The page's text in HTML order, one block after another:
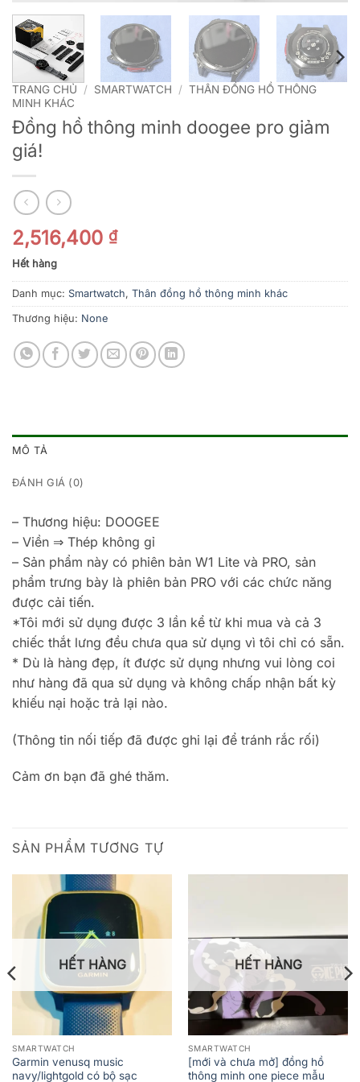
TRANG CHỦ / SMARTWATCH / THÂN ĐỒNG HỒ THÔNG
MINH KHÁC
Đồng hồ thông minh doogee pro giảm
giá!
2,516,400 ₫
Hết hàng
Danh mục: Smartwatch, Thân đồng hồ thông minh khác
Thương hiệu: None
MÔ TẢ
ĐÁNH GIÁ (0)
– Thương hiệu: DOOGEE
– Viền ⇒ Thép không gỉ
– Sản phẩm này có phiên bản W1 Lite và PRO, sản
phẩm trưng bày là phiên bản PRO với các chức năng
được cải tiến.
*Tôi mới sử dụng được 3 lần kể từ khi mua và cả 3
chiếc thắt lưng đều chưa qua sử dụng vì tôi chỉ có sẵn.
* Dù là hàng đẹp, ít được sử dụng nhưng vui lòng coi
như hàng đã qua sử dụng và không chấp nhận bất kỳ
khiếu nại hoặc trả lại nào.
(Thông tin nối tiếp đã được ghi lại để tránh rắc rối)
Cảm ơn bạn đã ghé thăm.
SẢN PHẨM TƯƠNG TỰ
HẾT HÀNG
SMARTWATCH
Garmin venusq music
navy/lightgold có bộ sạc
HẾT HÀNG
SMARTWATCH
[mới và chưa mở] đồng hồ
thông minh one piece mẫu